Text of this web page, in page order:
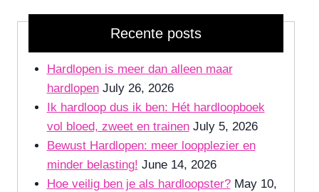
Recente posts
Hardlopen is meer dan alleen maar
hardlopen July 26, 2026
Ik hardloop dus ik ben: Hét hardloopboek
vol bloed, zweet en trainen July 5, 2026
Bewust Hardlopen: meer loopplezier en
minder belasting! June 14, 2026
Hoe veilig ben je als hardloopster? May 10,